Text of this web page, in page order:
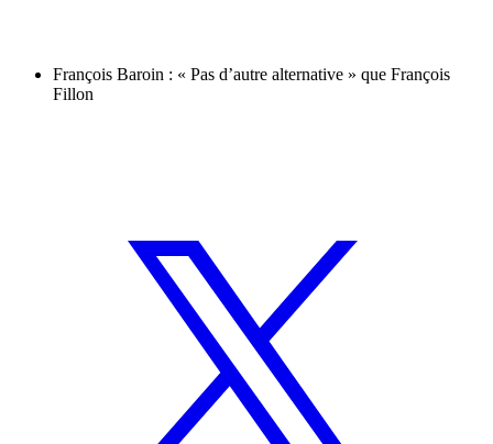
François Baroin : « Pas d’autre alternative » que François
Fillon